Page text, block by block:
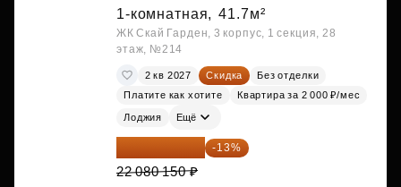
1-комнатная, 41.7м²
ЖК Скай Гарден, 3 корпус, 1 секция, 28
этаж, №214
2 кв 2027 Скидка
Без отделки
Платите как хотите
Квартира за 2 000 ₽/мес
Лоджия Ещё
19 209 731 ₽ -13%
22 080 150 ₽